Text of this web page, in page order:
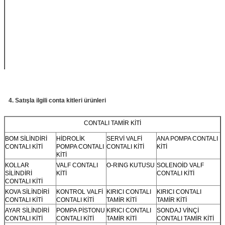
4. Satışla ilgili conta kitleri ürünleri
CONTALI TAMİR KİTİ
BOM SİLİNDİRİ
CONTALI KİTİ
HİDROLİK
POMPA CONTALI
KİTİ
SERVİ VALFİ
CONTALI KİTİ
ANA POMPA CONTALI
KİTİ
KOLLAR
SİLİNDİRİ
CONTALI KİTİ
VALF CONTALI
KİTİ
O-RING KUTUSU SOLENOİD VALF
CONTALI KİTİ
KOVA SİLİNDİRİ
CONTALI KİTİ
KONTROL VALFİ
CONTALI KİTİ
KIRICI CONTALI
TAMİR KİTİ
KIRICI CONTALI
TAMİR KİTİ
AYAR SİLİNDİRİ
CONTALI KİTİ
POMPA PİSTONU
CONTALI KİTİ
KIRICI CONTALI
TAMİR KİTİ
SONDAJ VİNÇİ
CONTALI TAMİR KİTİ